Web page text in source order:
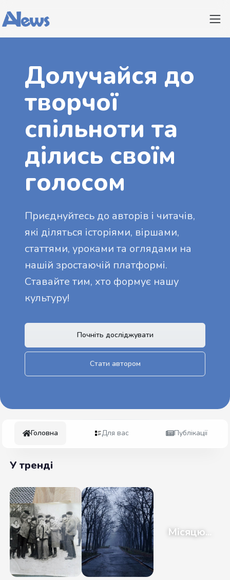
Долучайся до
творчої
спільноти та
ділись своїм
голосом
Приєднуйтесь до авторів і читачів,
які діляться історіями, віршами,
статтями, уроками та оглядами на
нашій зростаючій платформі.
Ставайте тим, хто формує нашу
культуру!
Почніть досліджувати
Стати автором
Головна Для вас Публікації
У тренді
Місяцю...